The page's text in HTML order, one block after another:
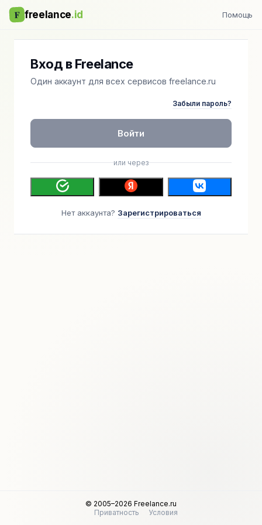
F freelance.id Помощь
Вход в Freelance
Один аккаунт для всех сервисов freelance.ru
Забыли пароль?
Войти
или через
Нет аккаунта? Зарегистрироваться
© 2005–2026 Freelance.ru
Приватность
Условия